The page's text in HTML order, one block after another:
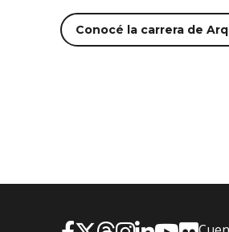
Conocé la carrera de